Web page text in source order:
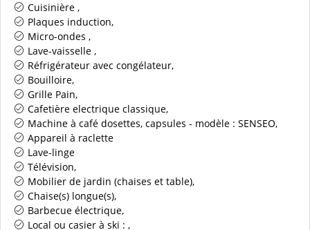
Cuisinière
Plaques induction
Micro-ondes
Lave-vaisselle
Réfrigérateur avec congélateur
Bouilloire
Grille Pain
Cafetière electrique classique
Machine à café dosettes, capsules - modèle : SENSEO
Appareil à raclette
Lave-linge
Télévision
Mobilier de jardin (chaises et table)
Chaise(s) longue(s)
Barbecue électrique
Local ou casier à ski :